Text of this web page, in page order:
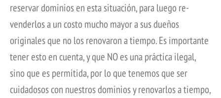
reservar dominios en esta situación, para luego re-
venderlos a un costo mucho mayor a sus dueños
originales que no los renovaron a tiempo. Es importante
tener esto en cuenta, y que NO es una práctica ilegal,
sino que es permitida, por lo que tenemos que ser
cuidadosos con nuestros dominios y renovarlos a tiempo,